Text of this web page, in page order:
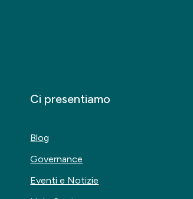
Ci presentiamo
Blog
Governance
Eventi e Notizie